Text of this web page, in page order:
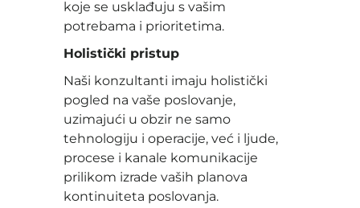
koje se usklađuju s vašim
potrebama i prioritetima.
Holistički pristup
Naši konzultanti imaju holistički
pogled na vaše poslovanje,
uzimajući u obzir ne samo
tehnologiju i operacije, već i ljude,
procese i kanale komunikacije
prilikom izrade vaših planova
kontinuiteta poslovanja.